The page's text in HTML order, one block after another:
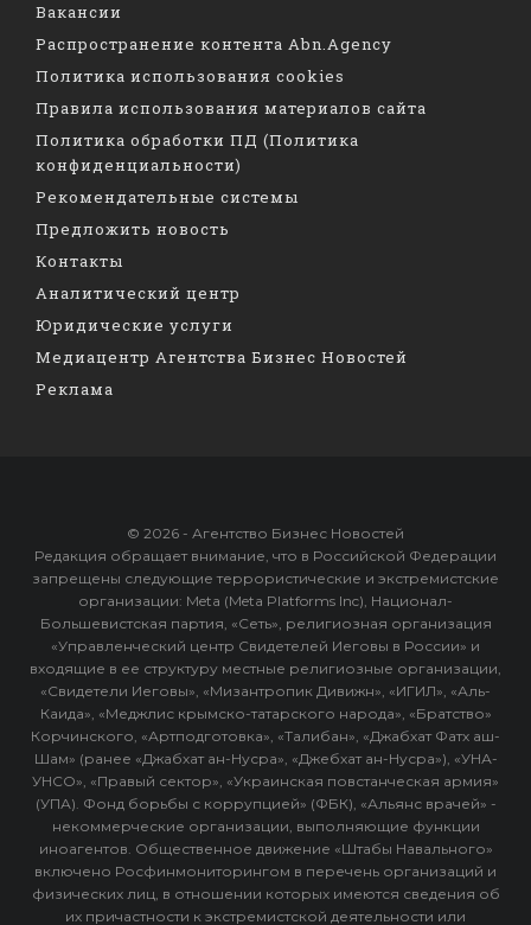
Вакансии
Распространение контента Abn.Agency
Политика использования cookies
Правила использования материалов сайта
Политика обработки ПД (Политика
конфиденциальности)
Рекомендательные системы
Предложить новость
Контакты
Аналитический центр
Юридические услуги
Медиацентр Агентства Бизнес Новостей
Реклама
© 2026 - Агентство Бизнес Новостей
Редакция обращает внимание, что в Российской Федерации
запрещены следующие террористические и экстремистские
организации: Meta (Meta Platforms Inc), Национал-
Большевистская партия, «Сеть», религиозная организация
«Управленческий центр Свидетелей Иеговы в России» и
входящие в ее структуру местные религиозные организации,
«Свидетели Иеговы», «Мизантропик Дивижн», «ИГИЛ», «Аль-
Каида», «Меджлис крымско-татарского народа», «Братство»
Корчинского, «Артподготовка», «Талибан», «Джабхат Фатх аш-
Шам» (ранее «Джабхат ан-Нусра», «Джебхат ан-Нусра»), «УНА-
УНСО», «Правый сектор», «Украинская повстанческая армия»
(УПА). Фонд борьбы с коррупцией» (ФБК), «Альянс врачей» -
некоммерческие организации, выполняющие функции
иноагентов. Общественное движение «Штабы Навального»
включено Росфинмониторингом в перечень организаций и
физических лиц, в отношении которых имеются сведения об
их причастности к экстремистской деятельности или